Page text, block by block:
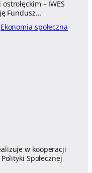
– IWES
Fundusz…
Ekonomia społeczna
w kooperacji
Społecznej